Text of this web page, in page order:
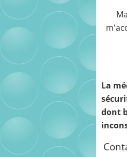
La
dont